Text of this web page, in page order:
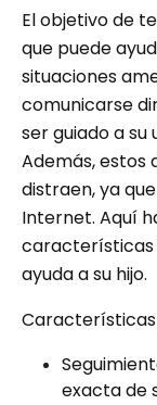
El objetivo de
que puede
situaciones
comunicarse
ser guiado a
Además, estos
distraen, ya
Internet. Aquí
características
ayuda a su hijo.
Características
exacta de